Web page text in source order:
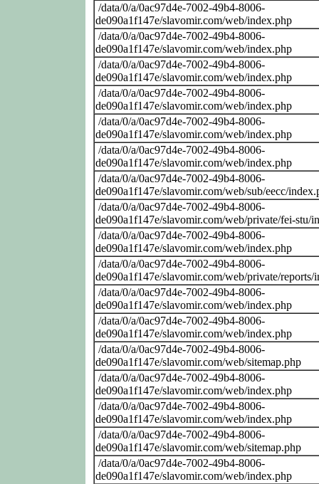
/data/0/a/0ac97d4e-7002-49b4-8006-
de090a1f147e/slavomir.com/web/index.php
/data/0/a/0ac97d4e-7002-49b4-8006-
de090a1f147e/slavomir.com/web/index.php
/data/0/a/0ac97d4e-7002-49b4-8006-
de090a1f147e/slavomir.com/web/index.php
/data/0/a/0ac97d4e-7002-49b4-8006-
de090a1f147e/slavomir.com/web/index.php
/data/0/a/0ac97d4e-7002-49b4-8006-
de090a1f147e/slavomir.com/web/index.php
/data/0/a/0ac97d4e-7002-49b4-8006-
de090a1f147e/slavomir.com/web/index.php
/data/0/a/0ac97d4e-7002-49b4-8006-
de090a1f147e/slavomir.com/web/sub/eecc/
/data/0/a/0ac97d4e-7002-49b4-8006-
de090a1f147e/slavomir.com/web/private/fei-stu/
/data/0/a/0ac97d4e-7002-49b4-8006-
de090a1f147e/slavomir.com/web/index.php
/data/0/a/0ac97d4e-7002-49b4-8006-
de090a1f147e/slavomir.com/web/private/reports/
/data/0/a/0ac97d4e-7002-49b4-8006-
de090a1f147e/slavomir.com/web/index.php
/data/0/a/0ac97d4e-7002-49b4-8006-
de090a1f147e/slavomir.com/web/index.php
/data/0/a/0ac97d4e-7002-49b4-8006-
de090a1f147e/slavomir.com/web/sitemap.php
/data/0/a/0ac97d4e-7002-49b4-8006-
de090a1f147e/slavomir.com/web/index.php
/data/0/a/0ac97d4e-7002-49b4-8006-
de090a1f147e/slavomir.com/web/index.php
/data/0/a/0ac97d4e-7002-49b4-8006-
de090a1f147e/slavomir.com/web/sitemap.php
/data/0/a/0ac97d4e-7002-49b4-8006-
de090a1f147e/slavomir.com/web/index.php